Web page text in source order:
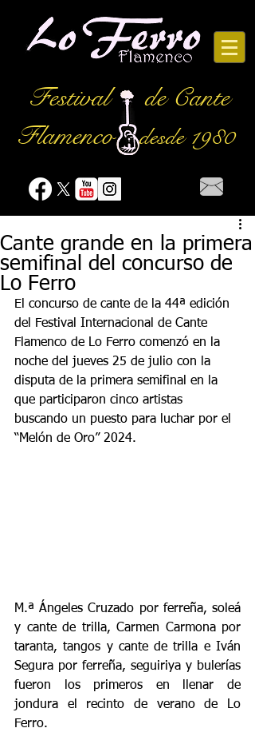
Festival
de Cante
Flamencodesde 1980
Cante grande en la primera
semifinal del concurso de
Lo Ferro
El concurso de cante de la 44ª edición
del Festival Internacional de Cante
Flamenco de Lo Ferro comenzó en la
noche del jueves 25 de julio con la
disputa de la primera semifinal en la
que participaron cinco artistas
buscando un puesto para luchar por el
“Melón de Oro” 2024.
M.ª Ángeles Cruzado por ferreña, soleá
y cante de trilla, Carmen Carmona por
taranta, tangos y cante de trilla e Iván
Segura por ferreña, seguiriya y bulerías
fueron los primeros en llenar de
jondura el recinto de verano de Lo
Ferro.